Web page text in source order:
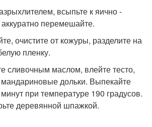
всыпьте к яично -
перемешайте.
очистите от кожуры, разделите на
пленку.
сливочным маслом, влейте тесто,
дольки. Выпекайте
при температуре 190 градусов.
деревянной шпажкой.